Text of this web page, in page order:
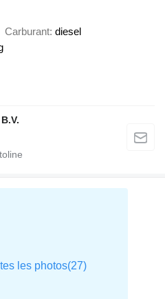
Carburant diesel